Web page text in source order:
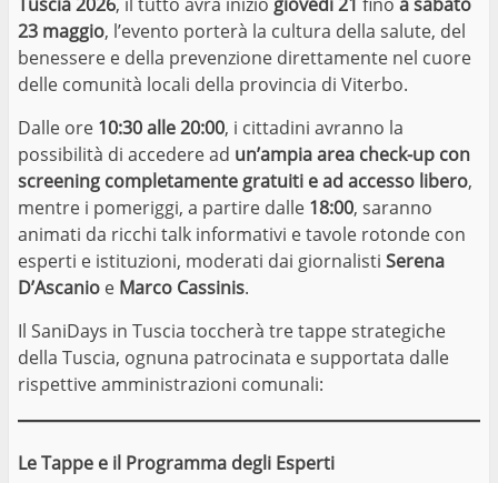
Tuscia 2026, il tutto avrà inizio giovedì 21 fino a sabato
23 maggio, l’evento porterà la cultura della salute, del
benessere e della prevenzione direttamente nel cuore
delle comunità locali della provincia di Viterbo.
Dalle ore 10:30 alle 20:00, i cittadini avranno la
possibilità di accedere ad un’ampia area check-up con
screening completamente gratuiti e ad accesso libero,
mentre i pomeriggi, a partire dalle 18:00, saranno
animati da ricchi talk informativi e tavole rotonde con
esperti e istituzioni, moderati dai giornalisti Serena
D’Ascanio e Marco Cassinis.
Il SaniDays in Tuscia toccherà tre tappe strategiche
della Tuscia, ognuna patrocinata e supportata dalle
rispettive amministrazioni comunali:
Le Tappe e il Programma degli Esperti